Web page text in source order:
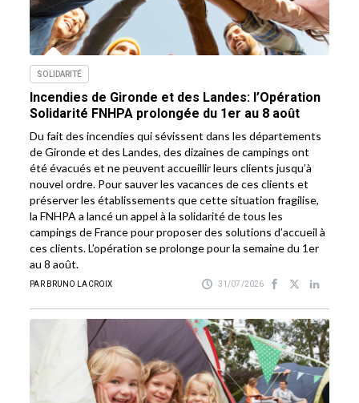
SOLIDARITÉ
Incendies de Gironde et des Landes: l’Opération
Solidarité FNHPA prolongée du 1er au 8 août
Du fait des incendies qui sévissent dans les départements
de Gironde et des Landes, des dizaines de campings ont
été évacués et ne peuvent accueillir leurs clients jusqu’à
nouvel ordre. Pour sauver les vacances de ces clients et
préserver les établissements que cette situation fragilise,
la FNHPA a lancé un appel à la solidarité de tous les
campings de France pour proposer des solutions d’accueil à
ces clients. L’opération se prolonge pour la semaine du 1er
au 8 août.
PAR BRUNO LACROIX 31/07/2026